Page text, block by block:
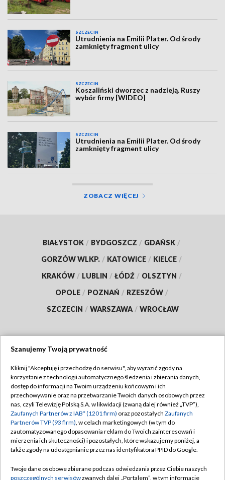
SZCZECIN
Utrudnienia na Emilii Plater. Od środy
zamknięty fragment ulicy
SZCZECIN
Koszaliński dworzec z nadzieją. Ruszy
wybór firmy [WIDEO]
SZCZECIN
Utrudnienia na Emilii Plater. Od środy
zamknięty fragment ulicy
ZOBACZ WIĘCEJ
BIAŁYSTOK / BYDGOSZCZ / GDAŃSK /
GORZÓW WLKP. / KATOWICE / KIELCE /
KRAKÓW / LUBLIN / ŁÓDŹ / OLSZTYN /
OPOLE / POZNAŃ / RZESZÓW /
SZCZECIN / WARSZAWA / WROCŁAW
TVP
Abonament TVP
Emisja w TVP
Centrum informacji TVP
Naziemna Telewizja Cyfrowa
Rada Programowa
Regulamin TVP
Polityka prywatności
Moje zgody
Pomoc
Szanujemy Twoją prywatność
Kliknij "Akceptuję i przechodzę do serwisu", aby wyrazić zgody na
korzystanie z technologii automatycznego śledzenia i zbierania danych,
dostęp do informacji na Twoim urządzeniu końcowym i ich
przechowywanie oraz na przetwarzanie Twoich danych osobowych przez
nas, czyli Telewizję Polską S.A. w likwidacji (zwaną dalej również „TVP”),
Zaufanych Partnerów z IAB* (1201 firm) oraz pozostałych Zaufanych
Partnerów TVP (93 firm), w celach marketingowych (w tym do
zautomatyzowanego dopasowania reklam do Twoich zainteresowań i
mierzenia ich skuteczności) i pozostałych, które wskazujemy poniżej, a
także zgody na udostępnianie przez nas identyfikatora PPID do Google.
Twoje dane osobowe zbierane podczas odwiedzania przez Ciebie naszych
poszczególnych serwisówzwanych dalej „Portalem”, w tym informacje